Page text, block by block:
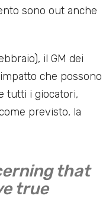
sono out anche
il GM dei
che possono
tutti i giocatori,
previsto, la
that
true